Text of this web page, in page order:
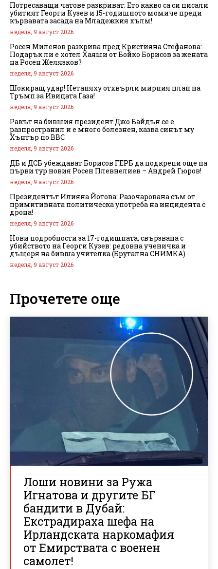
Потресаващи чатове разкриват: Ето какво са си писали
убитият Георги Кузев и 15-годишното момиче преди
кървавата засада на Младежкия хълм!
неделя, 9 август 2026
Росен Миленов разкрива пред Кристияна Стефанова:
Подарък ли е хотел Хаяши от Бойко Борисов за жената
на Росен Желязков?
неделя, 9 август 2026
Шокиращ удар! Нетаняху отхвърли мирния план на
Тръмп за Ивицата Газа!
неделя, 9 август 2026
Ракът на бившия президент Джо Байдън се е
разпространил и е много болезнен, казва синът му
Хънтър по BBC
неделя, 9 август 2026
ДБ и ДСБ убеждават Борисов ГЕРБ да подкрепи още на
първи тур новия Росен Плевнелиев – Андрей Гюров!
неделя, 9 август 2026
Президентът Илияна Йотова: Разочарована съм от
примитивната политическа употреба на инцидента с
дрона!
неделя, 9 август 2026
Нови подробности за 17-годишната, свързвана с
убийството на Георги Кузев: редовна ученичка и
дъщеря на бивша учителка (Брутална СНИМКА)
неделя, 9 август 2026
Прочетете още
Лоши новини за Ружа
Игнатова и другите БГ
бандити в Дубай:
Екстрадираха шефа на
Ирландската наркомафия
от Емирствата с военен
самолет!